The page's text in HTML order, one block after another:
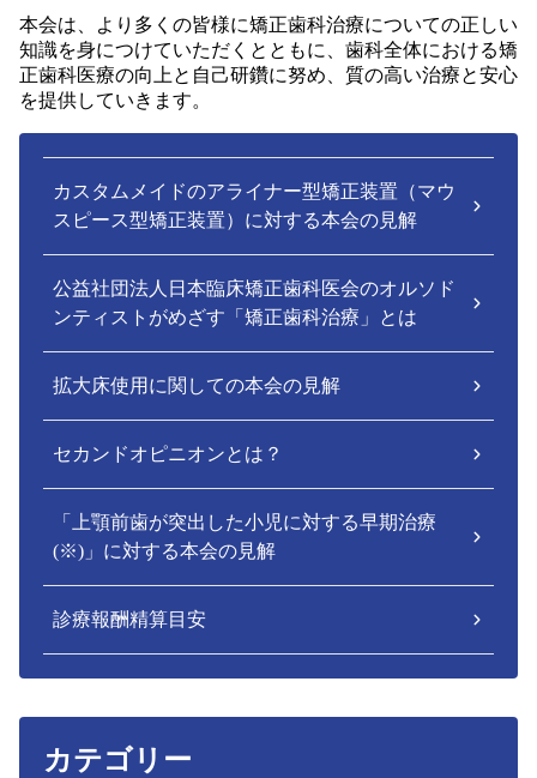
本会は、より多くの皆様に矯正歯科治療についての正しい
知識を身につけていただくとともに、歯科全体における矯
正歯科医療の向上と自己研鑽に努め、質の高い治療と安心
を提供していきます。
カスタムメイドのアライナー型矯正装置（マウ
スピース型矯正装置）に対する本会の見解
公益社団法人日本臨床矯正歯科医会のオルソド
ンティストがめざす「矯正歯科治療」とは
拡大床使用に関しての本会の見解
セカンドオピニオンとは？
「上顎前歯が突出した小児に対する早期治療
(※)」に対する本会の見解
診療報酬精算目安
カテゴリー